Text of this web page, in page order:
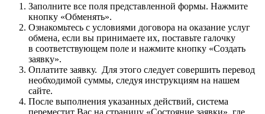
Заполните все поля представленной формы. Нажмите
кнопку «Обменять».
Ознакомьтесь с условиями договора на оказание услуг
обмена, если вы принимаете их, поставьте галочку
в соответствующем поле и нажмите кнопку «Создать
заявку».
Оплатите заявку. Для этого следует совершить перевод
необходимой суммы, следуя инструкциям на нашем
сайте.
После выполнения указанных действий, система
переместит Вас на страницу «Состояние заявки», где